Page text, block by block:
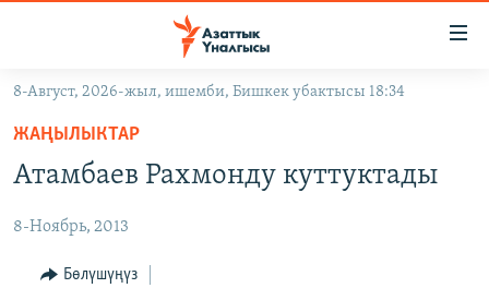
Навигацияга
өтүңүз
Издөөгө
салыңыз
КЫРГЫЗСТАН
САЯСАТ
ЭКОНОМИКА
ДҮЙНӨ
БОРБОР АЗИЯ
УКРАИНА
АТАЙЫН ИЛИКТӨӨ
8-Август, 2026-жыл, ишемби, Бишкек убактысы 18:34
ЖАҢЫЛЫКТАР
Атамбаев Рахмонду куттуктады
8-Ноябрь, 2013
Бөлүшүңүз